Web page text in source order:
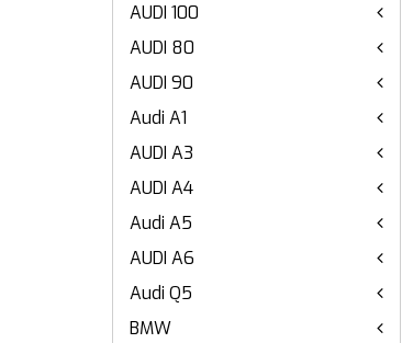
AUDI 100
AUDI 80
AUDI 90
Audi A1
AUDI A3
AUDI A4
Audi A5
AUDI A6
Audi Q5
BMW